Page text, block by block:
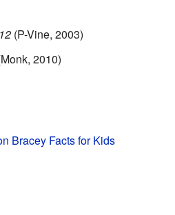
(P-Vine, 2003)
2010)
Bracey Facts for Kids